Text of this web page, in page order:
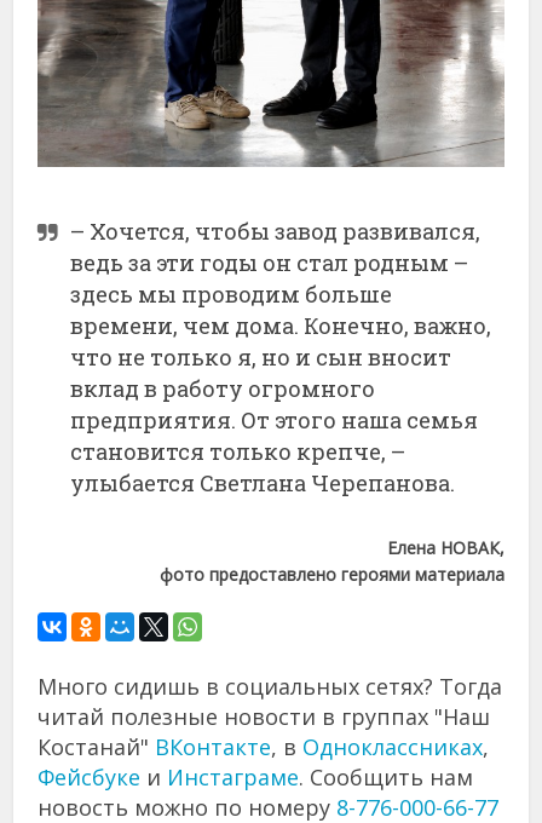
– Хочется, чтобы завод развивался,
ведь за эти годы он стал родным –
здесь мы проводим больше
времени, чем дома. Конечно, важно,
что не только я, но и сын вносит
вклад в работу огромного
предприятия. От этого наша семья
становится только крепче, –
улыбается Светлана Черепанова.
Елена НОВАК,
фото предоставлено героями материала
Много сидишь в социальных сетях? Тогда
читай полезные новости в группах "Наш
Костанай" ВКонтакте, в Одноклассниках,
Фейсбуке и Инстаграме. Сообщить нам
новость можно по номеру 8-776-000-66-77